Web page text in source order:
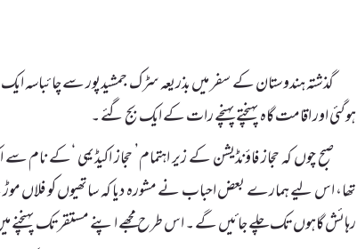
گذشتہ ہندوستان کے سفر میں بذریعہ سڑک جمشیدپور سے چائباسہ
ہوگئی اور اقامت گاہ پہنچتے پہنچے رات کے ایک بج گئے ۔
صبح چوں کہ حجاز فاؤنڈیشن کے زیر اہتمام’ حجاز اکیڈیمی ‘کے
تھا، اس لیے ہمارے بعض احباب نے مشورہ دیا کہ ساتھیوں کو فلاں
رہائش گاہوں تک چلے جائیں گے ۔ اس طرح مجھے اپنے مستقرتک